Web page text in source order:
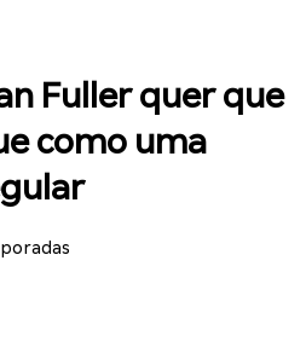
Fuller quer que
como uma